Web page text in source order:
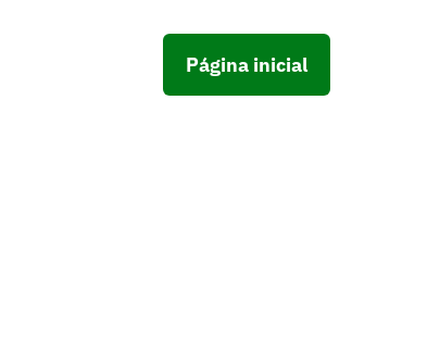
Página inicial